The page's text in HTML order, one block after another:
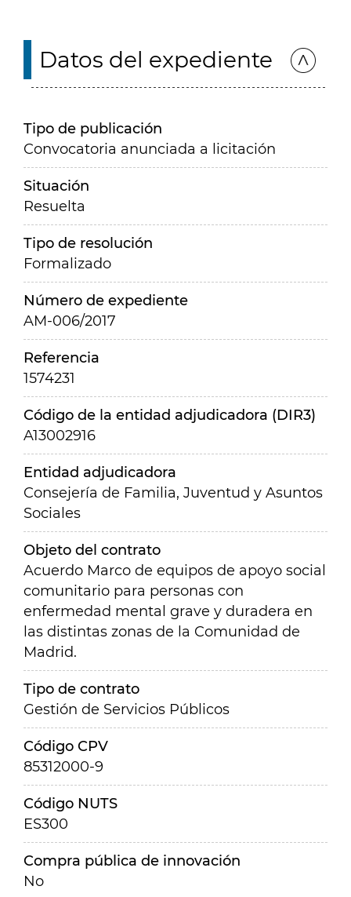
Datos del expediente
Tipo de publicación
Convocatoria anunciada a licitación
Situación
Resuelta
Tipo de resolución
Formalizado
Número de expediente
AM-006/2017
Referencia
1574231
Código de la entidad adjudicadora (DIR3)
A13002916
Entidad adjudicadora
Consejería de Familia, Juventud y Asuntos
Sociales
Objeto del contrato
Acuerdo Marco de equipos de apoyo social
comunitario para personas con
enfermedad mental grave y duradera en
las distintas zonas de la Comunidad de
Madrid.
Tipo de contrato
Gestión de Servicios Públicos
Código CPV
85312000-9
Código NUTS
ES300
Compra pública de innovación
No